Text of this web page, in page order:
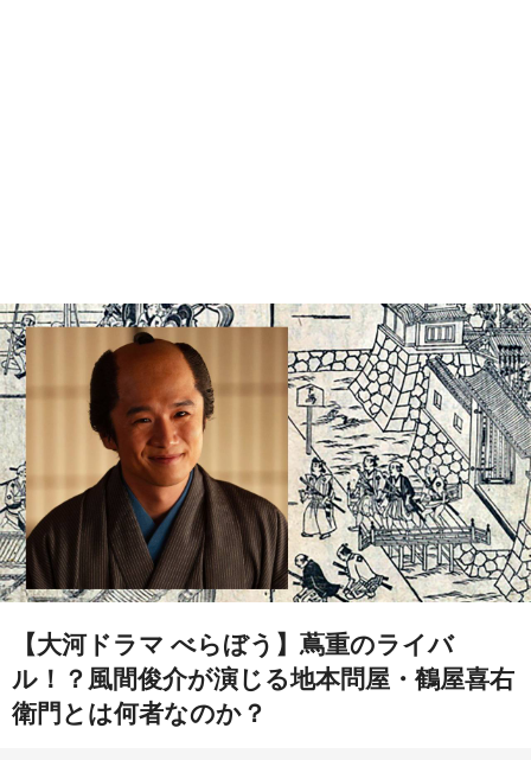
【大河ドラマ べらぼう】蔦重のライバ
ル！？風間俊介が演じる地本問屋・鶴屋喜右
衛門とは何者なのか？